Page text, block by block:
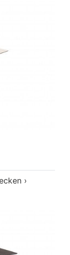
›